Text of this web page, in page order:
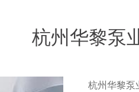
杭州华黎泵
杭州华黎泵